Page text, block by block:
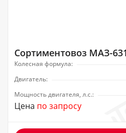
Сортиментовоз МАЗ-
Колесная формула:
Двигатель:
Мощность двигателя, л.с.:
Цена по запросу